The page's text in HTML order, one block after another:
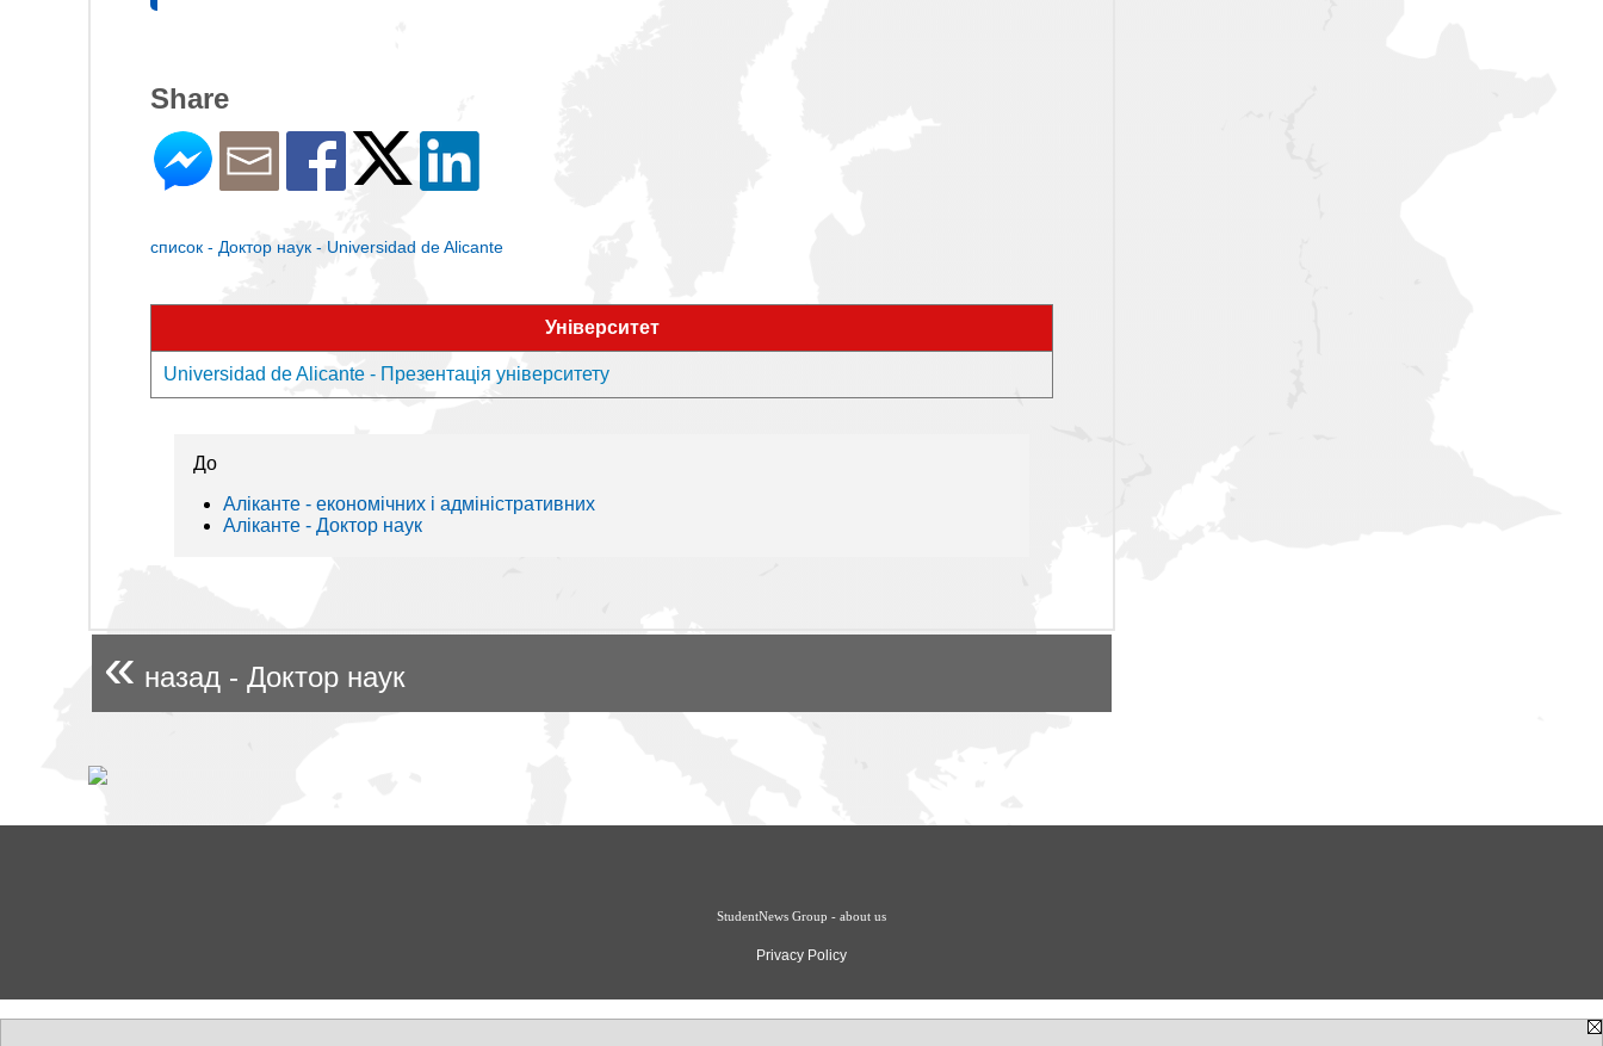
Share
список - Доктор наук - Universidad de Alicante
Університет
Universidad de Alicante - Презентація університету
До
Аліканте - економічних і адміністративних
Аліканте - Доктор наук
« назад - Доктор наук
StudentNews Group - about us
Privacy Policy